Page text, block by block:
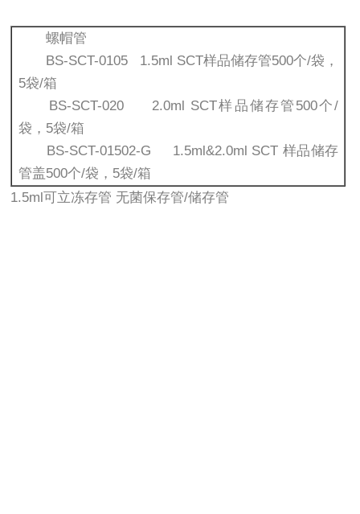
螺帽管
BS-SCT-0105 1.5ml SCT样品储存管500个/袋，
5袋/箱
BS-SCT-020 2.0ml SCT样品储存管500个/
袋，5袋/箱
BS-SCT-01502-G 1.5ml&2.0ml SCT 样品储存
管盖500个/袋，5袋/箱
1.5ml可立冻存管 无菌保存管/储存管